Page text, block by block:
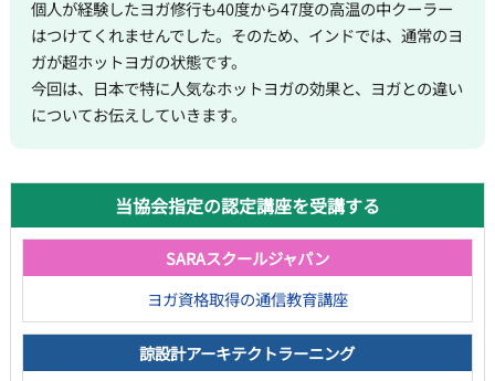
個人が経験したヨガ修行も40度から47度の高温の中クーラー
はつけてくれませんでした。そのため、インドでは、通常のヨ
ガが超ホットヨガの状態です。
今回は、日本で特に人気なホットヨガの効果と、ヨガとの違い
についてお伝えしていきます。
当協会指定の認定講座を受講する
SARAスクールジャパン
ヨガ資格取得の通信教育講座
諒設計アーキテクトラーニング